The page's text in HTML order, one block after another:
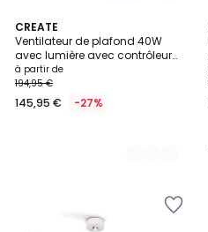
CREATE
Ventilateur de plafond 40W
avec lumière avec contrôleur
mural WIND STYLANCE NATURAL
WOOD
Prix
à
partir
à partir de
194,95 €
145,95 € -27%
4
Couleurs